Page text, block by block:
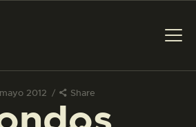
2012 Share
LA VISITA